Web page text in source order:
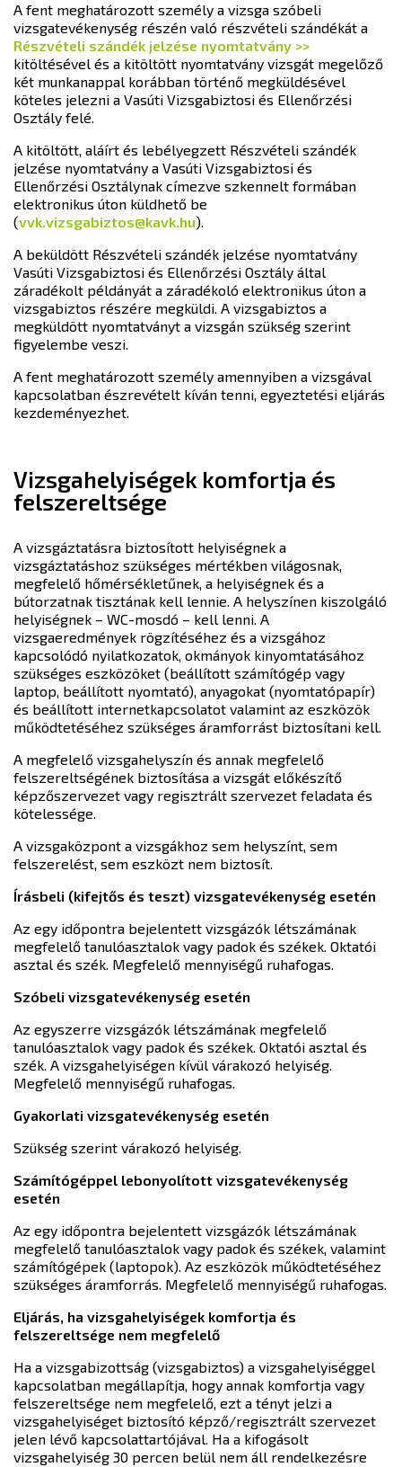
A fent meghatározott személy a vizsga szóbeli
vizsgatevékenység részén való részvételi szándékát a
Részvételi szándék jelzése nyomtatvány >>
kitöltésével és a kitöltött nyomtatvány vizsgát megelőző
két munkanappal korábban történő megküldésével
köteles jelezni a Vasúti Vizsgabiztosi és Ellenőrzési
Osztály felé.
A kitöltött, aláírt és lebélyegzett Részvételi szándék
jelzése nyomtatvány a Vasúti Vizsgabiztosi és
Ellenőrzési Osztálynak címezve szkennelt formában
elektronikus úton küldhető be
(vvk.vizsgabiztos@kavk.hu).
A beküldött Részvételi szándék jelzése nyomtatvány
Vasúti Vizsgabiztosi és Ellenőrzési Osztály által
záradékolt példányát a záradékoló elektronikus úton a
vizsgabiztos részére megküldi. A vizsgabiztos a
megküldött nyomtatványt a vizsgán szükség szerint
figyelembe veszi.
A fent meghatározott személy amennyiben a vizsgával
kapcsolatban észrevételt kíván tenni, egyeztetési eljárás
kezdeményezhet.
Vizsgahelyiségek komfortja és
felszereltsége
A vizsgáztatásra biztosított helyiségnek a
vizsgáztatáshoz szükséges mértékben világosnak,
megfelelő hőmérsékletűnek, a helyiségnek és a
bútorzatnak tisztának kell lennie. A helyszínen kiszolgáló
helyiségnek – WC-mosdó – kell lenni. A
vizsgaeredmények rögzítéséhez és a vizsgához
kapcsolódó nyilatkozatok, okmányok kinyomtatásához
szükséges eszközöket (beállított számítógép vagy
laptop, beállított nyomtató), anyagokat (nyomtatópapír)
és beállított internetkapcsolatot valamint az eszközök
működtetéséhez szükséges áramforrást biztosítani kell.
A megfelelő vizsgahelyszín és annak megfelelő
felszereltségének biztosítása a vizsgát előkészítő
képzőszervezet vagy regisztrált szervezet feladata és
kötelessége.
A vizsgaközpont a vizsgákhoz sem helyszínt, sem
felszerelést, sem eszközt nem biztosít.
Írásbeli (kifejtős és teszt) vizsgatevékenység esetén
Az egy időpontra bejelentett vizsgázók létszámának
megfelelő tanulóasztalok vagy padok és székek. Oktatói
asztal és szék. Megfelelő mennyiségű ruhafogas.
Szóbeli vizsgatevékenység esetén
Az egyszerre vizsgázók létszámának megfelelő
tanulóasztalok vagy padok és székek. Oktatói asztal és
szék. A vizsgahelyiségen kívül várakozó helyiség.
Megfelelő mennyiségű ruhafogas.
Gyakorlati vizsgatevékenység esetén
Szükség szerint várakozó helyiség.
Számítógéppel lebonyolított vizsgatevékenység
esetén
Az egy időpontra bejelentett vizsgázók létszámának
megfelelő tanulóasztalok vagy padok és székek, valamint
számítógépek (laptopok). Az eszközök működtetéséhez
szükséges áramforrás. Megfelelő mennyiségű ruhafogas.
Eljárás, ha vizsgahelyiségek komfortja és
felszereltsége nem megfelelő
Ha a vizsgabizottság (vizsgabiztos) a vizsgahelyiséggel
kapcsolatban megállapítja, hogy annak komfortja vagy
felszereltsége nem megfelelő, ezt a tényt jelzi a
vizsgahelyiséget biztosító képző/regisztrált szervezet
jelen lévő kapcsolattartójával. Ha a kifogásolt
vizsgahelyiség 30 percen belül nem áll rendelkezésre